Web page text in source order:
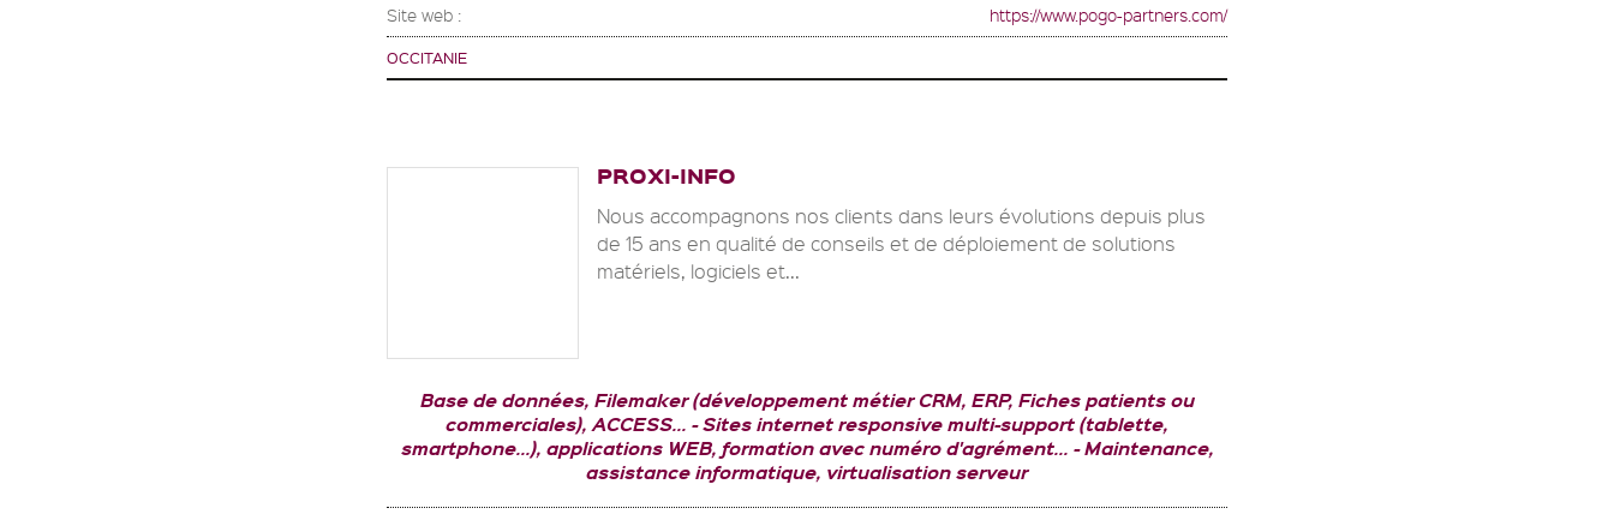
Site web : https://www.pogo-partners.com/
OCCITANIE
PROXI-INFO
Nous accompagnons nos clients dans leurs évolutions depuis plus
de 15 ans en qualité de conseils et de déploiement de solutions
matériels, logiciels et...
Base de données, Filemaker (développement métier CRM, ERP, Fiches patients ou
commerciales), ACCESS...
Sites internet responsive multi-support (tablette,
smartphone...), applications WEB, formation avec numéro d'agrément...
Maintenance,
assistance informatique, virtualisation serveur